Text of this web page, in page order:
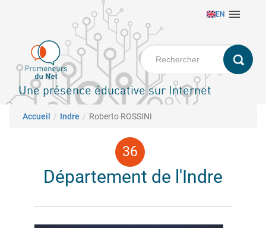
principal
EN 
Une présence éducative sur Internet
Fil d'Ariane
Accueil Indre Roberto ROSSINI
Département de l'Indre